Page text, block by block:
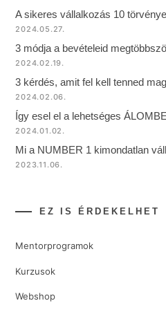
A sikeres vállalkozás 10 törvénye
2024.05.27.
3 módja a bevételeid
2024.02.19.
3 kérdés, amit fel kell tenned
2024.02.06.
Így esel el a lehetséges
2024.01.02.
Mi a NUMBER 1 kimondatlan
2023.11.06.
EZ IS ÉRDEKELHET
Mentorprogramok
Kurzusok
Webshop